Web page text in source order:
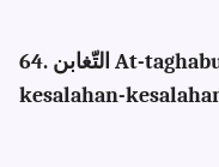
64. التّغابن At-taghabun (Hari dinampakkan
kesalahan-